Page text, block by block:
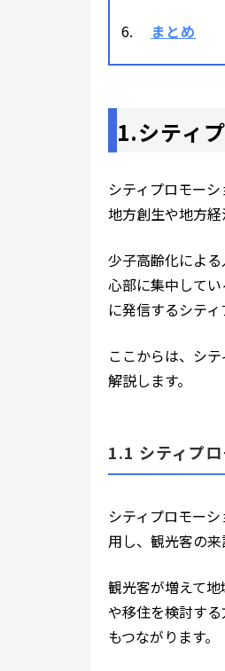
まとめ
1.シティ
シティプロモー
地方創生や地方経
少子高齢化によ
心部に集中して
に発信するシティ
ここからは、シ
解説します。
1.1 シティプ
シティプロモー
用し、観光客の来
観光客が増えて
や移住を検討す
もつながります。